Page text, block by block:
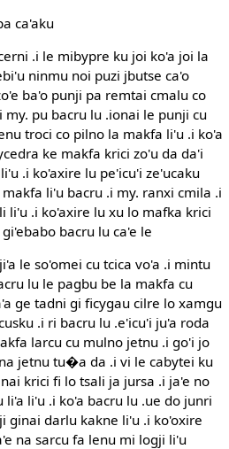
ca'aku
.i le mibypre ku joi ko'a joi la
ninmu noi puzi jbutse ca'o
ba'o punji pa remtai cmalu co
pu bacru lu .ionai le punji cu
troci co pilno la makfa li'u .i ko'a
ke makfa krici zo'u da da'i
.i ko'axire lu pe'icu'i ze'ucaku
li'u bacru .i my. ranxi cmila .i
li'u .i ko'axire lu xu lo mafka krici
bacru lu ca'e le
le so'omei cu tcica vo'a .i mintu
lu le pagbu be la makfa cu
ge tadni gi ficygau cilre lo xamgu
.i ri bacru lu .e'icu'i ju'a roda
larcu cu mulno jetnu .i go'i jo
jetnu tu�a da .i vi le cabytei ku
krici fi lo tsali ja jursa .i ja'e no
li'a li'u .i ko'a bacru lu .ue do junri
ginai darlu kakne li'u .i ko'oxire
na sarcu fa lenu mi logji li'u